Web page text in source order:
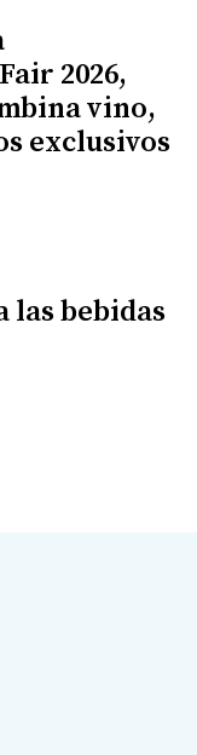
2026,
vino,
exclusivos
las bebidas